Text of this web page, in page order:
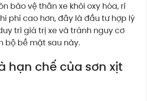
bảo vệ thân xe khỏi oxy hóa, rỉ
phí cao hơn, đây là đầu tư hợp lý
trì giá trị xe và tránh nguy cơ
bộ bề mặt sau này.
hạn chế của sơn xịt